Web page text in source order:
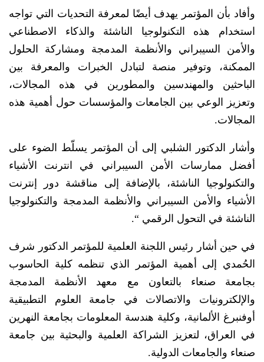
وأفاد بأن المؤتمر يهدف أيضًا لمعرفة التحديات التي تواجه
استخدام هذه التكنولوجيا الناشئة والذكاء الاصطناعي
والأمن السيبراني والأنظمة المدمجة ومشاركة الحلول
الممكنة، وتوفير منصة لتبادل الخبرات والمعرفة بين
الباحثين والمهندسين والمطورين في هذه المجالات،
وتعزيز الوعي بين الجامعات والمؤسسات حول أهمية هذه
المجالات.
وأشار الدكتور الشلبي إلى أن المؤتمر يسلّط الضوء على
أفضل ممارسات الأمن السيبراني في انترنت الأشياء
والتكنولوجيا الناشئة، بالإضافة إلى مناقشة دور إنترنت
الأشياء والأمن السيبراني والأنظمة المدمجة والتكنولوجيا
الناشئة في التحول الرقمي “.
في حين أشار رئيس اللجنة العلمية للمؤتمر الدكتور شرف
الحُمدي إلى أهمية المؤتمر الذي تنظمه كلية الحاسوب
بجامعة صنعاء بالتعاون مع معهد الأنظمة المدمجة
والإلكترونيات والاتصالات في جامعة العلوم التطبيقية
أوفنبرغ الألمانية، وكلية هندسة المعلومات بجامعة النهرين
في العراق، لتعزيز الشراكة العلمية والبحثية بين جامعة
صنعاء والجامعات الدولية.